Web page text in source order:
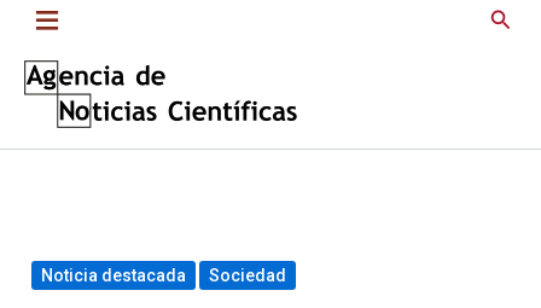
Saltar
contenido
Noticia destacada Sociedad